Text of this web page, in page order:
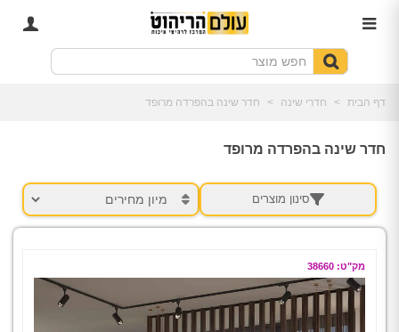
דף הבית > חדרי שינה > חדר שינה בהפרדה מרופד
חדר שינה בהפרדה מרופד
סינון מוצרים
מק"ט: 38660